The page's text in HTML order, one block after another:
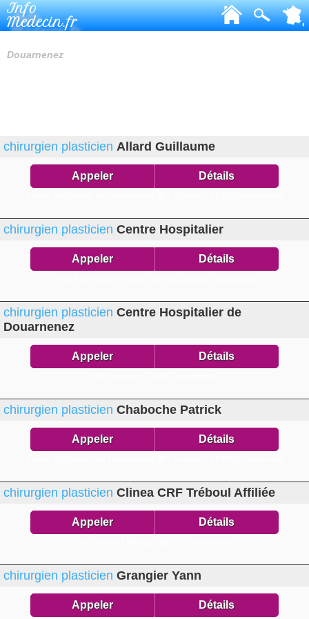
Info
Medecin.fr
Douarnenez
chirurgien plasticien Allard Guillaume
Appeler Détails
chirurgien plasticien Centre Hospitalier
Appeler Détails
chirurgien plasticien Centre Hospitalier de
Douarnenez
Appeler Détails
chirurgien plasticien Chaboche Patrick
Appeler Détails
chirurgien plasticien Clinea CRF Tréboul Affiliée
Appeler Détails
chirurgien plasticien Grangier Yann
Appeler Détails